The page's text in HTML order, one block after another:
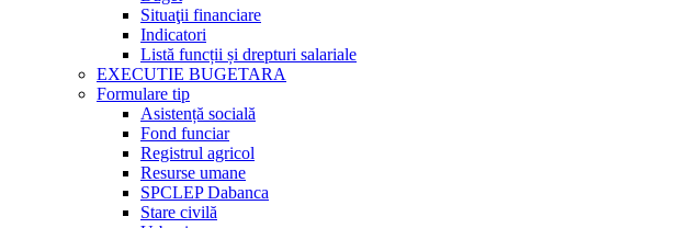
Situaţii financiare
Indicatori
Listă funcții și drepturi salariale
EXECUTIE BUGETARA
Formulare tip
Asistență socială
Fond funciar
Registrul agricol
Resurse umane
SPCLEP Dabanca
Stare civilă